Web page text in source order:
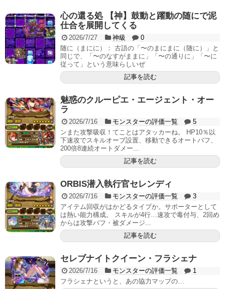
心の還る処 【神】鼓動と躍動の随にで泥
仕合を展開してくる
2026/7/27 神級
0
随に（まにに）： 古語の「〜のまにまに（随に）」と
同じで、「〜のなすがままに」「〜の通りに」「〜に
従って」という意味らしいぜ
記事を読む
魅惑のクルーピエ・エージェント・オー
ラ
2026/7/16 モンスターの評価一覧
5
ンまた攻撃吸収！てことはアタッカーね。 HP10％以
下速攻でスキルオーブ設置、移動できるオートバフ、
200倍8連続オートダメー...
記事を読む
ORBIS潜入執行官セレンディ
2026/7/16 モンスターの評価一覧
3
アイテム回収がはかどるタイプか。サポーターとして
は熱い能力構成。 スキルが4行…速攻で毒付与、2回め
からは攻撃バフ・被ダメージ...
記事を読む
セレブナイトクイーン・フラシェナ
2026/7/16 モンスターの評価一覧
1
フラシェナというと、あの協力マップの…